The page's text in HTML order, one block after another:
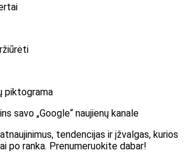
savo „Google“ naujienų kanale
tendencijas ir įžvalgas, kurios
po ranka. Prenumeruokite dabar!